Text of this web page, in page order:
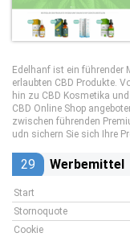
Edelhanf ist ein führender
erlaubten CBD Produkte.
hin zu CBD Kosmetika
CBD Online Shop
zwischen führenden
udn sichern Sie sich Ihre
29 Werbemittel
Start
Stornoquote
Cookie